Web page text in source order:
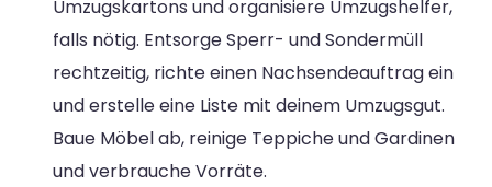
Umzugskartons und organisiere Umzugshelfer,
falls nötig. Entsorge Sperr- und Sondermüll
rechtzeitig, richte einen Nachsendeauftrag ein
und erstelle eine Liste mit deinem Umzugsgut.
Baue Möbel ab, reinige Teppiche und Gardinen
und verbrauche Vorräte.